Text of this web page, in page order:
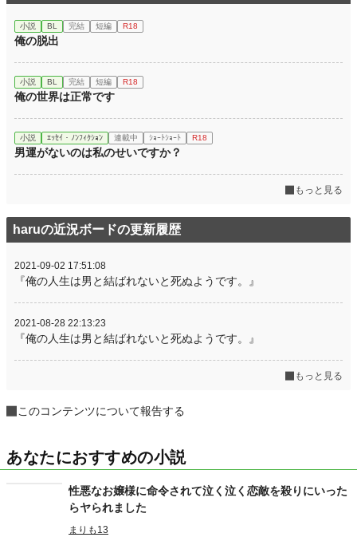
小説 BL 完結 短編 R18
俺の脱出
小説 BL 完結 短編 R18
俺の世界は正常です
小説 ｴｯｾｲ・ﾉﾝﾌｨｸｼｮﾝ 連載中 ｼｮｰﾄｼｮｰﾄ R18
男運がないのは私のせいですか？
もっと見る
haruの近況ボードの更新履歴
2021-09-02 17:51:08
『俺の人生は男と結ばれないと死ぬようです。』
2021-08-28 22:13:23
『俺の人生は男と結ばれないと死ぬようです。』
もっと見る
このコンテンツについて報告する
あなたにおすすめの小説
性悪なお嬢様に命令されて泣く泣く恋敵を殺りにいった
らヤられました
まりも13